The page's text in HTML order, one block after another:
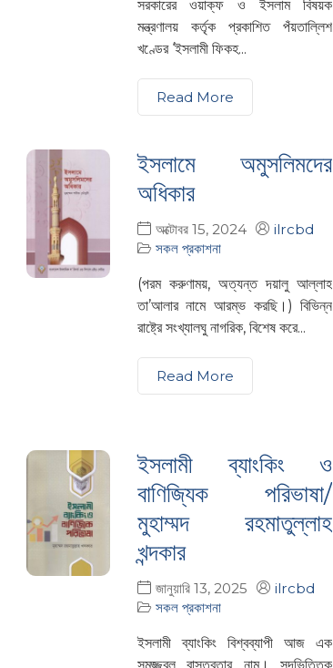
সরকারের ওয়াক্ফ ও ইসলাম বিষয়ক
মন্ত্রণালয় কর্তৃক প্রকাশিত পঁয়তাল্লিশ
খণ্ডের ‘ইসলামী ফিকহ...
Read More
ইসলামে অমুসলিমদের
অধিকার
অক্টোবর 15, 2024
ilrcbd
সকল প্রকাশনা
(পরম করুণাময়, অত্যন্ত দয়ালু আল্লাহ
তা’আলার নামে আরম্ভ করছি।) বিভিন্ন
রাষ্ট্রে সংখ্যালঘু নাগরিক, বিশেষ করে...
Read More
ইসলামী ব্যাংকিং ও
বাণিজ্যিক পরিভাষা/
মুহাম্মদ রহমাতুল্লাহ
খন্দকার
জানুয়ারি 13, 2025
ilrcbd
সকল প্রকাশনা
ইসলামী ব্যাংকিং বিশ্বব্যাপী আজ এক
সমুজ্জ্বল বাস্তবতার নাম। সুদভিত্তিক